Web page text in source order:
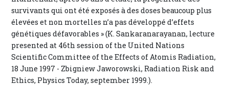
survivants qui ont été exposés à des doses beaucoup plus
élevées et non mortelles n’a pas développé d’effets
génétiques défavorables » (K. Sankaranarayanan, lecture
presented at 46th session of the United Nations
Scientific Committee of the Effects of Atomis Radiation,
18 June 1997 - Zbigniew Jaworowski, Radiation Risk and
Ethics, Physics Today, september 1999.).